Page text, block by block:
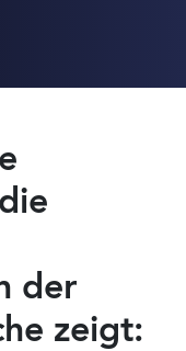
der
zeigt: